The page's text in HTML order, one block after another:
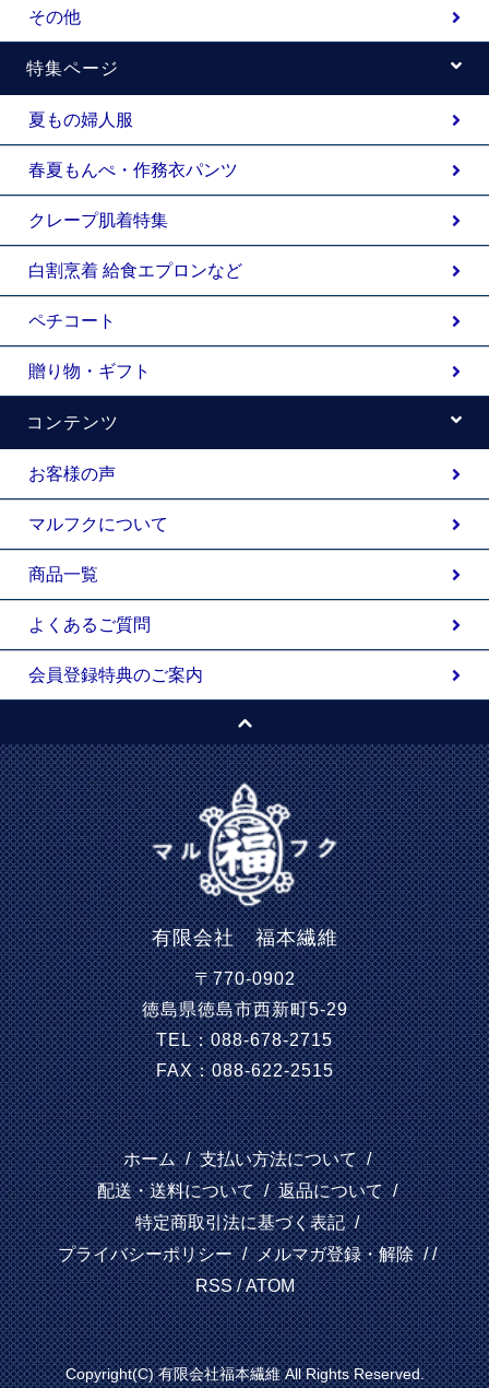
その他
特集ページ
夏もの婦人服
春夏もんぺ・作務衣パンツ
クレープ肌着特集
白割烹着 給食エプロンなど
ペチコート
贈り物・ギフト
コンテンツ
お客様の声
マルフクについて
商品一覧
よくあるご質問
会員登録特典のご案内
有限会社 福本繊維
〒770-0902
徳島県徳島市西新町5-29
TEL：088-678-2715
FAX：088-622-2515
ホーム / 支払い方法について /
配送・送料について / 返品について /
特定商取引法に基づく表記 /
プライバシーポリシー / メルマガ登録・解除 / /
RSS/ATOM
Copyright(C) 有限会社福本繊維 All Rights Reserved.